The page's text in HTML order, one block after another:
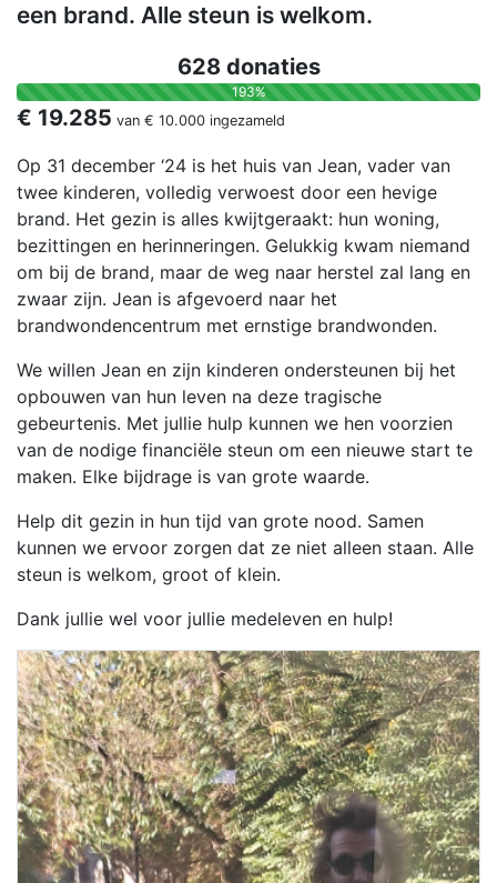
een brand. Alle steun is welkom.
628 donaties
193%
€ 19.285 van € 10.000 ingezameld
Op 31 december ‘24 is het huis van Jean, vader van
twee kinderen, volledig verwoest door een hevige
brand. Het gezin is alles kwijtgeraakt: hun woning,
bezittingen en herinneringen. Gelukkig kwam niemand
om bij de brand, maar de weg naar herstel zal lang en
zwaar zijn. Jean is afgevoerd naar het
brandwondencentrum met ernstige brandwonden.
We willen Jean en zijn kinderen ondersteunen bij het
opbouwen van hun leven na deze tragische
gebeurtenis. Met jullie hulp kunnen we hen voorzien
van de nodige financiële steun om een nieuwe start te
maken. Elke bijdrage is van grote waarde.
Help dit gezin in hun tijd van grote nood. Samen
kunnen we ervoor zorgen dat ze niet alleen staan. Alle
steun is welkom, groot of klein.
Dank jullie wel voor jullie medeleven en hulp!